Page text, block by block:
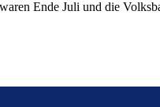
waren Ende Juli und die